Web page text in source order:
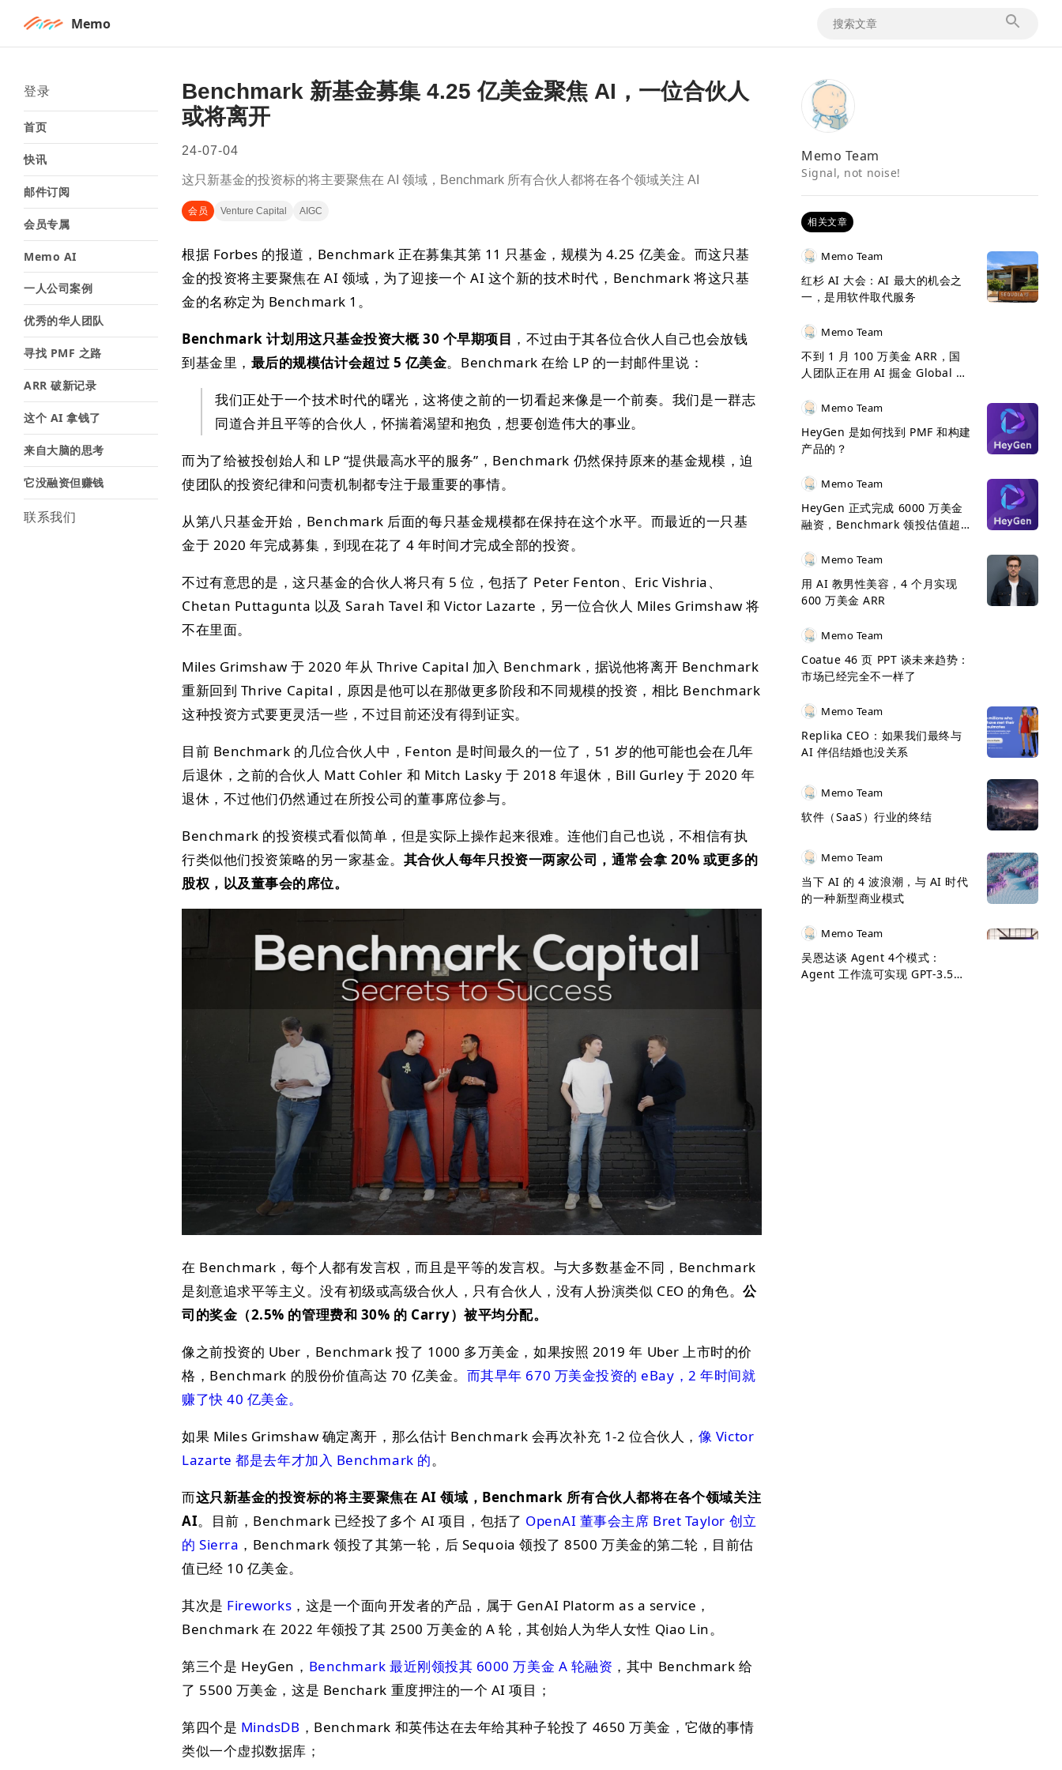
Memo
登录
首页
快讯
邮件订阅
会员专属
Memo AI
一人公司案例
优秀的华人团队
寻找 PMF 之路
ARR 破新记录
这个 AI 拿钱了
来自大脑的思考
它没融资但赚钱
联系我们
Benchmark 新基金募集 4.25 亿美金聚焦 AI，一位合伙人
或将离开
24-07-04
这只新基金的投资标的将主要聚焦在 AI 领域，Benchmark 所有合伙人都将在各个领域关注 AI
会员 Venture Capital AIGC
根据 Forbes 的报道，Benchmark 正在募集其第 11 只基金，规模为 4.25 亿美金。而这只基
金的投资将主要聚焦在 AI 领域，为了迎接一个 AI 这个新的技术时代，Benchmark 将这只基
金的名称定为 Benchmark 1。
Benchmark 计划用这只基金投资大概 30 个早期项目 ，不过由于其各位合伙人自己也会放钱
到基金里， 最后的规模估计会超过 5 亿美金。Benchmark 在给 LP 的一封邮件里说：
我们正处于一个技术时代的曙光，这将使之前的一切看起来像是一个前奏。我们是一群志
同道合并且平等的合伙人，怀揣着渴望和抱负，想要创造伟大的事业。
而为了给被投创始人和 LP “提供最高水平的服务”，Benchmark 仍然保持原来的基金规模，迫
使团队的投资纪律和问责机制都专注于最重要的事情。
从第八只基金开始，Benchmark 后面的每只基金规模都在保持在这个水平。而最近的一只基
金于 2020 年完成募集，到现在花了 4 年时间才完成全部的投资。
不过有意思的是，这只基金的合伙人将只有 5 位，包括了 Peter Fenton、Eric Vishria、
Chetan Puttagunta 以及 Sarah Tavel 和 Victor Lazarte，另一位合伙人 Miles Grimshaw 将
不在里面。
Miles Grimshaw 于 2020 年从 Thrive Capital 加入 Benchmark，据说他将离开 Benchmark
重新回到 Thrive Capital，原因是他可以在那做更多阶段和不同规模的投资，相比 Benchmark
这种投资方式要更灵活一些，不过目前还没有得到证实。
目前 Benchmark 的几位合伙人中，Fenton 是时间最久的一位了，51 岁的他可能也会在几年
后退休，之前的合伙人 Matt Cohler 和 Mitch Lasky 于 2018 年退休，Bill Gurley 于 2020 年
退休，不过他们仍然通过在所投公司的董事席位参与。
Benchmark 的投资模式看似简单，但是实际上操作起来很难。连他们自己也说，不相信有执
行类似他们投资策略的另一家基金。 其合伙人每年只投资一两家公司，通常会拿 20% 或更多的
股权，以及董事会的席位。
在 Benchmark，每个人都有发言权，而且是平等的发言权。与大多数基金不同，Benchmark
是刻意追求平等主义。没有初级或高级合伙人，只有合伙人，没有人扮演类似 CEO 的角色。公
司的奖金（2.5% 的管理费和 30% 的 Carry）被平均分配。
像之前投资的 Uber，Benchmark 投了 1000 多万美金，如果按照 2019 年 Uber 上市时的价
格，Benchmark 的股份价值高达 70 亿美金。 而其早年 670 万美金投资的 eBay，2 年时间就
赚了快 40 亿美金。
如果 Miles Grimshaw 确定离开，那么估计 Benchmark 会再次补充 1-2 位合伙人， 像 Victor
Lazarte 都是去年才加入 Benchmark 的。
而这只新基金的投资标的将主要聚焦在 AI 领域，Benchmark 所有合伙人都将在各个领域关注
AI。目前，Benchmark 已经投了多个 AI 项目，包括了 OpenAI 董事会主席 Bret Taylor 创立
的 Sierra ，Benchmark 领投了其第一轮，后 Sequoia 领投了 8500 万美金的第二轮，目前估
值已经 10 亿美金。
其次是 Fireworks ，这是一个面向开发者的产品，属于 GenAI Platorm as a service，
Benchmark 在 2022 年领投了其 2500 万美金的 A 轮，其创始人为华人女性 Qiao Lin。
第三个是 HeyGen， Benchmark 最近刚领投其 6000 万美金 A 轮融资 ，其中 Benchmark 给
了 5500 万美金，这是 Benchark 重度押注的一个 AI 项目；
第四个是 MindsDB ，Benchmark 和英伟达在去年给其种子轮投了 4650 万美金，它做的事情
类似一个虚拟数据库；
Memo Team
Signal, not noise!
相关文章
Memo Team
红杉 AI 大会：AI 最大的机会之
一，是用软件取代服务
Memo Team
不到 1 月 100 万美金 ARR，国
人团队正在用 AI 掘金 Global 市
Memo Team
HeyGen 是如何找到 PMF 和构建
产品的？
Memo Team
HeyGen 正式完成 6000 万美金
融资，Benchmark 领投估值超 5
Memo Team
用 AI 教男性美容，4 个月实现
600 万美金 ARR
Memo Team
Coatue 46 页 PPT 谈未来趋势：
市场已经完全不一样了
Memo Team
Replika CEO：如果我们最终与
AI 伴侣结婚也没关系
Memo Team
软件（SaaS）行业的终结
Memo Team
当下 AI 的 4 波浪潮，与 AI 时代
的一种新型商业模式
Memo Team
吴恩达谈 Agent 4个模式：
Agent 工作流可实现 GPT-3.5